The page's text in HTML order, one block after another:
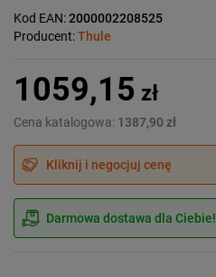
Kod EAN:2000002208525
Producent:Thule
1059,15 zł
Cena katalogowa: 1387,90 zł
Kliknij i negocjuj cenę
Darmowa dostawa dla Ciebie!